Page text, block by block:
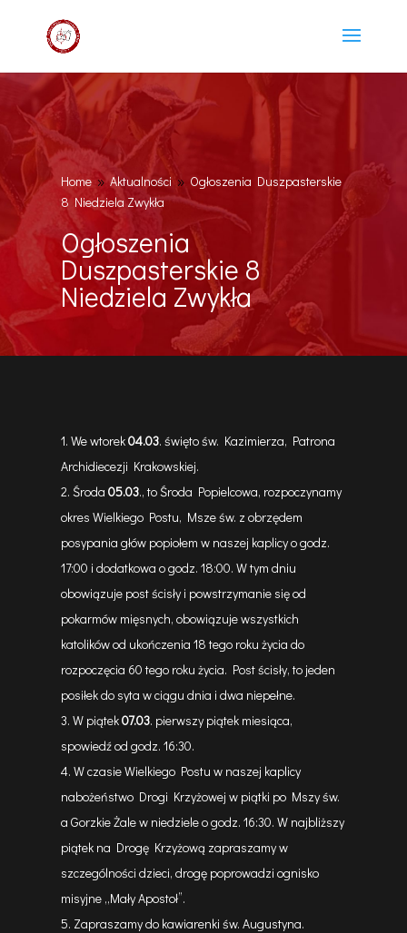
Home 9 Aktualności 9 Ogłoszenia Duszpasterskie
8 Niedziela Zwykła
Ogłoszenia
Duszpasterskie 8
Niedziela Zwykła
We wtorek04.03. święto św. Kazimierza, Patrona
Archidiecezji Krakowskiej.
Środa05.03., to Środa Popielcowa, rozpoczynamy
okres Wielkiego Postu, Msze św. z obrzędem
posypania głów popiołem w naszej kaplicy o godz.
17:00 i dodatkowa o godz. 18:00. W tym dniu
obowiązuje post ścisły i powstrzymanie się od
pokarmów mięsnych, obowiązuje wszystkich
katolików od ukończenia 18 tego roku życia do
rozpoczęcia 60 tego roku życia. Post ścisły, to jeden
posiłek do syta w ciągu dnia i dwa niepełne.
W piątek07.03. pierwszy piątek miesiąca,
spowiedź od godz. 16:30.
W czasie Wielkiego Postu w naszej kaplicy
nabożeństwo Drogi Krzyżowej w piątki po Mszy św.
a Gorzkie Żale w niedziele o godz. 16:30. W najbliższy
piątek na Drogę Krzyżową zapraszamy w
szczególności dzieci, drogę poprowadzi ognisko
misyjne ,,Mały Apostoł”.
Zapraszamy do kawiarenki św. Augustyna.